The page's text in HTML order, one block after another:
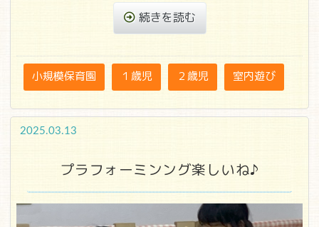
続きを読む
小規模保育園 １歳児 ２歳児 室内遊び
2025.03.13
プラフォーミンング楽しいね♪